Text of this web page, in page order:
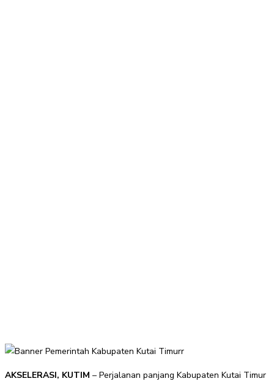
AKSELERASI, KUTIM – Perjalanan panjang Kabupaten Kutai Timur